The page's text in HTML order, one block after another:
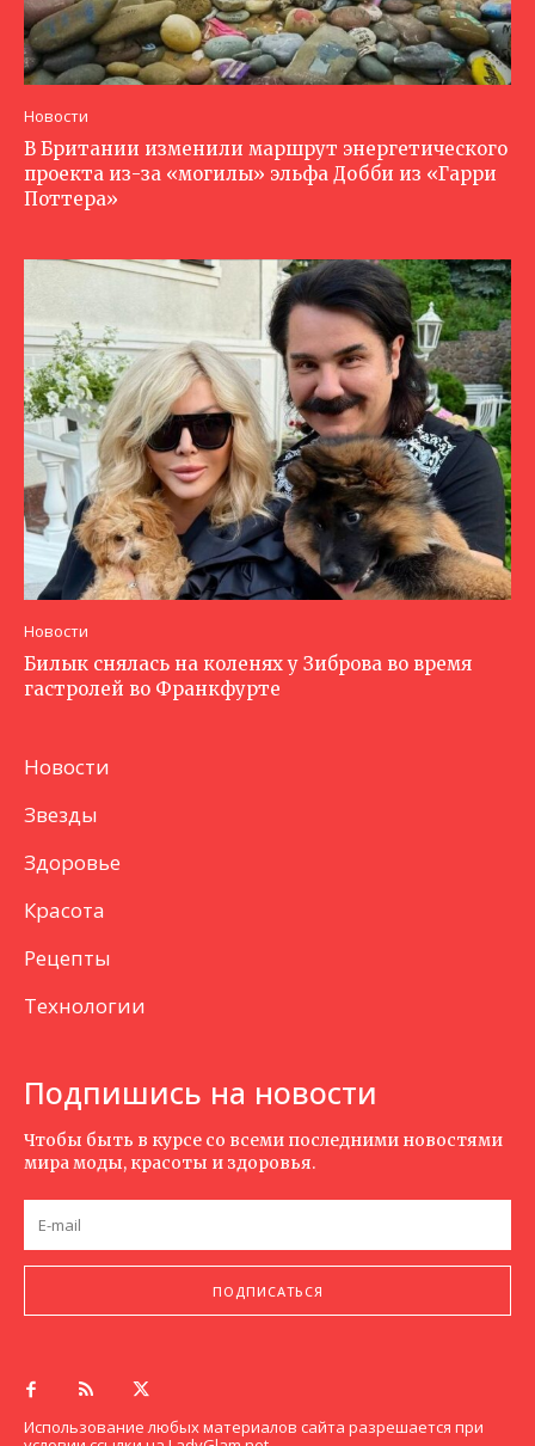
Новости
В Британии изменили маршрут энергетического
проекта из-за «могилы» эльфа Добби из «Гарри
Поттера»
Новости
Билык снялась на коленях у Зиброва во время
гастролей во Франкфурте
Новости
Звезды
Здоровье
Красота
Рецепты
Технологии
Подпишись на новости
Чтобы быть в курсе со всеми последними новостями
мира моды, красоты и здоровья.
ПОДПИСАТЬСЯ
Использование любых материалов сайта разрешается при